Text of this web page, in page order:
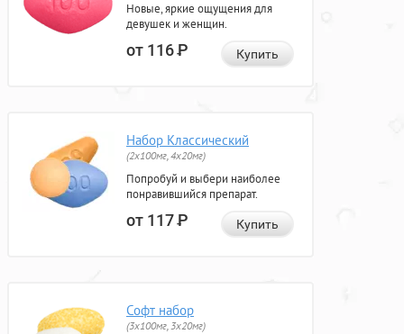
Новые, яркие ощущения для
девушек и женщин.
от 116Р Купить
Набор Классический
(2x100мг, 4x20мг)
Попробуй и выбери наиболее
понравившийся препарат.
от 117Р Купить
Софт набор
(3x100мг, 3x20мг)